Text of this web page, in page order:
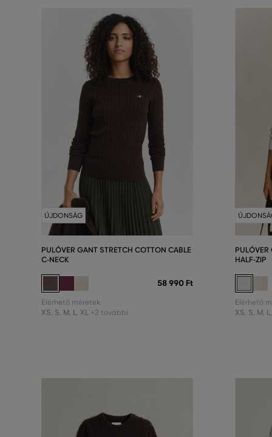
ÚJDONSÁG
PULÓVER GANT STRETCH COTTON CABLE
C-NECK
58 990 Ft
Elérhető méretek:
XS, S, M, L, XL +2 további
PULÓVER
HALF-ZIP
Elérhető
XS, S, M, L,